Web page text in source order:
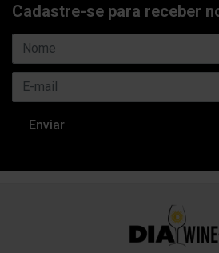
Cadastre-se para receber